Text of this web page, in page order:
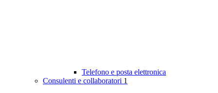
Telefono e posta elettronica
Consulenti e collaboratori 1